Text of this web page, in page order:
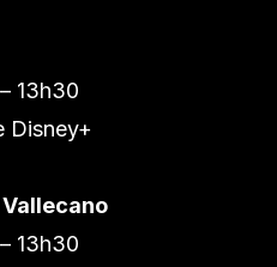
13h30
Disney+
13h30